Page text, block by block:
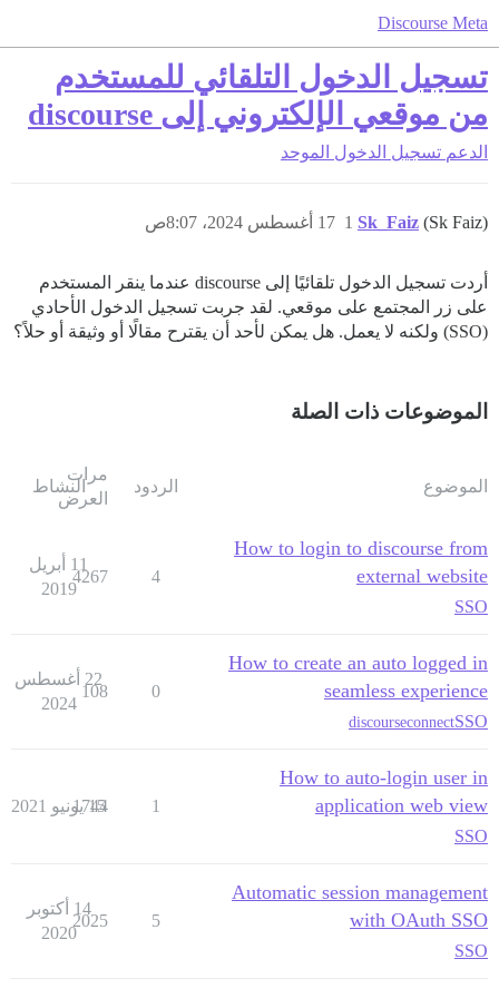
Discourse Meta
تسجيل الدخول التلقائي للمستخدم
من موقعي الإلكتروني إلى discourse
الدعم تسجيل الدخول الموحد
Sk_Faiz (Sk Faiz) 17 أغسطس 2024، 8:07ص 1
أردت تسجيل الدخول تلقائيًا إلى discourse عندما ينقر المستخدم
على زر المجتمع على موقعي. لقد جربت تسجيل الدخول الأحادي
(SSO) ولكنه لا يعمل. هل يمكن لأحد أن يقترح مقالًا أو وثيقة أو حلاً؟
الموضوعات ذات الصلة
الموضوع الردود
مرات
العرض
النشاط
How to login to discourse from
external website
SSO
4
4267
11 أبريل
2019
How to create an auto logged in
seamless experience
SSO
discourseconnect
0
108
22 أغسطس
2024
How to auto-login user in
application web view
SSO
1
1744
15 يونيو 2021
Automatic session management
with OAuth SSO
SSO
5
2025
14 أكتوبر
2020